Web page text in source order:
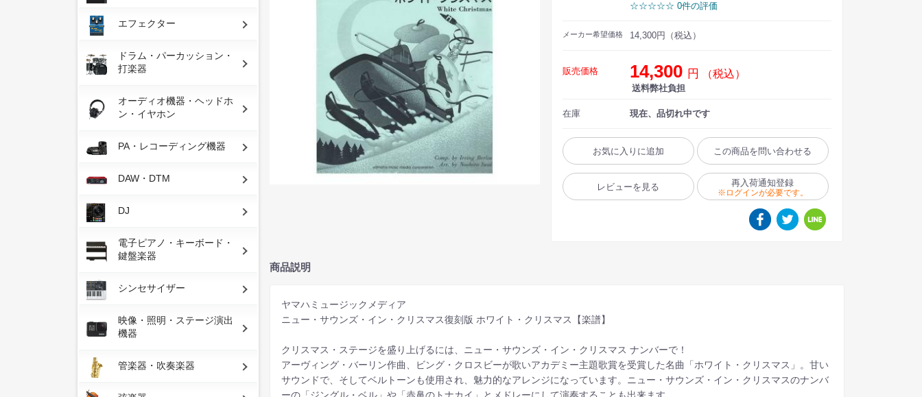
エフェクター
ドラム・パーカッション・
打楽器
オーディオ機器・ヘッドホ
ン・イヤホン
PA・レコーディング機器
DAW・DTM
DJ
電子ピアノ・キーボード・
鍵盤楽器
シンセサイザー
映像・照明・ステージ演出
機器
管楽器・吹奏楽器
☆☆☆☆☆ 0件の評価
メーカー希望価格 14,300円（税込）
販売価格 14,300 円 （税込）
送料弊社負担
在庫 現在、品切れ中です
お気に入りに追加 この商品を問い合わせる
レビューを見る 再入荷通知登録
※ログインが必要です。
商品説明
ヤマハミュージックメディア
ニュー・サウンズ・イン・クリスマス復刻版 ホワイト・クリスマス【楽譜】
クリスマス・ステージを盛り上げるには、ニュー・サウンズ・イン・クリスマス ナンバーで！
アーヴィング・バーリン作曲、ビング・クロスビーが歌いアカデミー主題歌賞を受賞した名曲「ホワイト・クリスマス」。甘い
サウンドで、そしてベルトーンも使用され、魅力的なアレンジになっています。ニュー・サウンズ・イン・クリスマスのナンバ
ーの「ジングル・ベル」や「赤鼻のトナカイ」とメドレーにして演奏することも出来ます。